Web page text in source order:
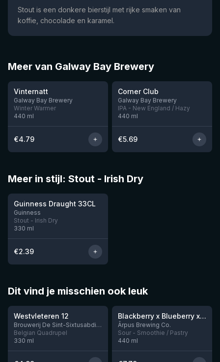
Stout is een donkere bierstijl met rijke smaken van
koffie, chocolade en karamel.
Meer van Galway Bay Brewery
★3.56
Vinternatt
Galway Bay Brewery
Winter Warmer
440 ml
€4.79
★ 3.78
Corner Club
Galway Bay Brewery
IPA - New England / Hazy
440 ml
€5.69
Meer in stijl: Stout - Irish Dry
Guinness Draught 33CL
Guinness
Stout - Irish Dry
330 ml
€2.39
Dit vind je misschien ook leuk
★4.46
Westvleteren 12
Brouwerij De Sint-Sixtusabdij van Westvleteren
Belgian Quadrupel
330 ml
Nog 9
★4.3
Blackberry x Blueberry x Mango x Pineapple x Peanut Butter Smoothie Sour Ale
Ārpus Brewing Co.
Sour - Smoothie / Pastry
440 ml